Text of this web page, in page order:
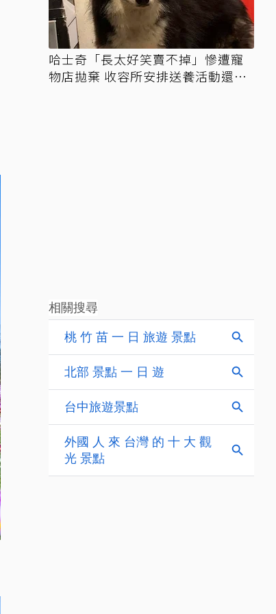
哈士奇「長太好笑賣不掉」慘遭寵
物店拋棄 收容所安排送養活動還是